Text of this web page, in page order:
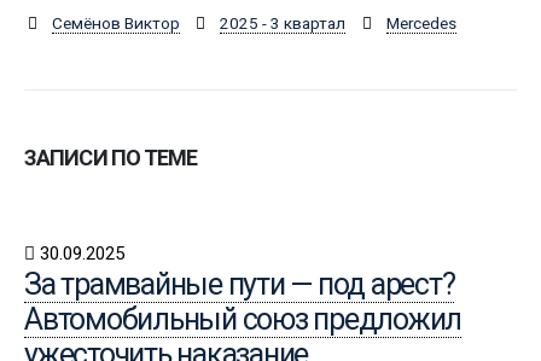
Семёнов Виктор 2025 - 3 квартал Mercedes
ЗАПИСИ ПО ТЕМЕ
30.09.2025
За трамвайные пути — под арест?
Автомобильный союз предложил